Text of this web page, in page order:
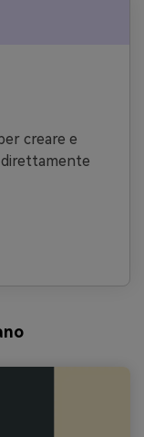
creare e
direttamente